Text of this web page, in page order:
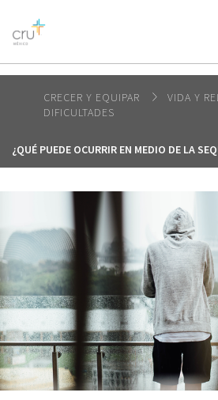
AFRICA
AMERICA / CARIBBEAN
OCEANIA
CRECER Y EQUIPAR
VIDA Y
DIFICULTADES
¿QUÉ PUEDE OCURRIR EN MEDIO DE LA